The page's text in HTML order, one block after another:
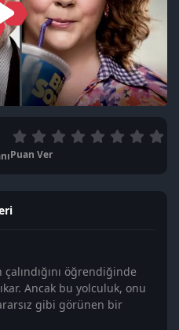
Puan Ver
öğrendiğinde
Ancak bu yolculuk, onu
gibi görünen bir